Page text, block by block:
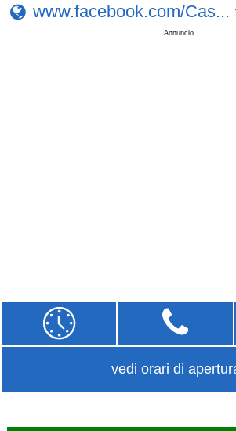
www.facebook.com/Cas...
Annuncio
vedi orari di